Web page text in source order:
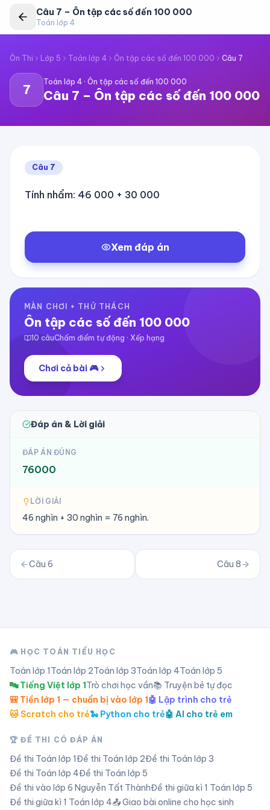
Câu 7 – Ôn tập các số đến 100 000
Toán lớp 4
Ôn Thi Lớp 5 Toán lớp 4 Ôn tập các số đến 100 000 Câu 7
7
Toán lớp 4 · Ôn tập các số đến 100 000
Câu 7 – Ôn tập các số đến 100 000
Câu 7
Tính nhẩm: 46 000 + 30 000
Xem đáp án
MÀN CHƠI + THỬ THÁCH
Ôn tập các số đến 100 000
10 câuChấm điểm tự động · Xếp hạng
Chơi cả bài 🎮
Đáp án & Lời giải
ĐÁP ÁN ĐÚNG
76000
LỜI GIẢI
46 nghìn + 30 nghìn = 76 nghìn.
Câu 6 Câu 8
🎮 HỌC TOÁN TIỂU HỌC
Toán lớp 1Toán lớp 2Toán lớp 3Toán lớp 4Toán lớp 5
🔤 Tiếng Việt lớp 1Trò chơi học vần📚 Truyện bé tự đọc
🎒 Tiền lớp 1 — chuẩn bị vào lớp 1🤖 Lập trình cho trẻ
🐱 Scratch cho trẻ🐍 Python cho trẻ🤖 AI cho trẻ em
🏆 ĐỀ THI CÓ ĐÁP ÁN
Đề thi Toán lớp 1Đề thi Toán lớp 2Đề thi Toán lớp 3
Đề thi Toán lớp 4Đề thi Toán lớp 5
Đề thi vào lớp 6 Nguyễn Tất ThànhĐề thi giữa kì 1 Toán lớp 5
Đề thi giữa kì 1 Toán lớp 4📤 Giao bài online cho học sinh